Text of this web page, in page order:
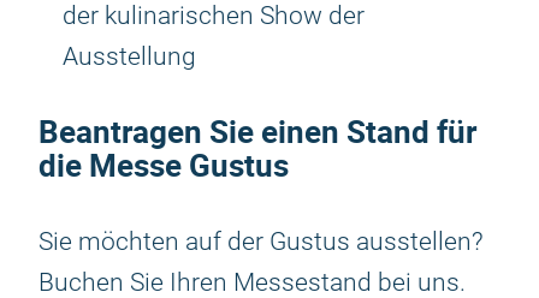
der kulinarischen Show der
Ausstellung
Beantragen Sie einen Stand für
die Messe Gustus
Sie möchten auf der Gustus ausstellen?
Buchen Sie Ihren Messestand bei uns.